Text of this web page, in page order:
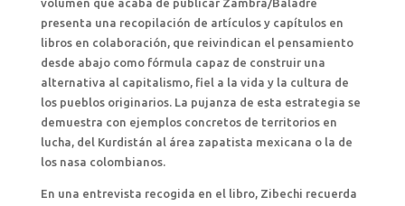
volumen que acaba de publicar Zambra/Baladre
presenta una recopilación de artículos y capítulos en
libros en colaboración, que reivindican el pensamiento
desde abajo como fórmula capaz de construir una
alternativa al capitalismo, fiel a la vida y la cultura de
los pueblos originarios. La pujanza de esta estrategia se
demuestra con ejemplos concretos de territorios en
lucha, del Kurdistán al área zapatista mexicana o la de
los nasa colombianos.
En una entrevista recogida en el libro, Zibechi recuerda